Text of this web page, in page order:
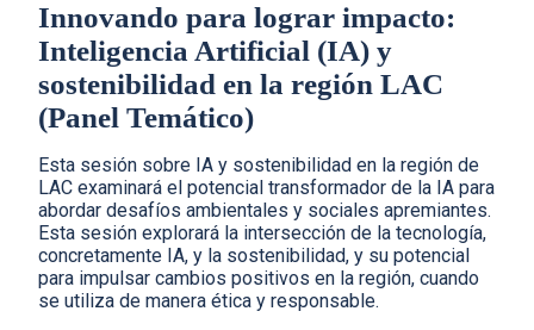
Innovando para lograr impacto:
Inteligencia Artificial (IA) y
sostenibilidad en la región LAC
(Panel Temático)
Esta sesión sobre IA y sostenibilidad en la región de
LAC examinará el potencial transformador de la IA para
abordar desafíos ambientales y sociales apremiantes.
Esta sesión explorará la intersección de la tecnología,
concretamente IA, y la sostenibilidad, y su potencial
para impulsar cambios positivos en la región, cuando
se utiliza de manera ética y responsable.